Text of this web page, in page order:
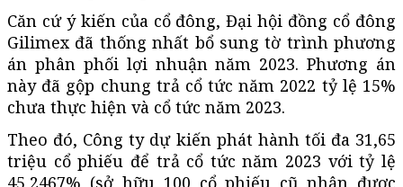
Căn cứ ý kiến của cổ đông, Đại hội đồng cổ đông
Gilimex đã thống nhất bổ sung tờ trình phương
án phân phối lợi nhuận năm 2023. Phương án
này đã gộp chung trả cổ tức năm 2022 tỷ lệ 15%
chưa thực hiện và cổ tức năm 2023.
Theo đó, Công ty dự kiến phát hành tối đa 31,65
triệu cổ phiếu để trả cổ tức năm 2023 với tỷ lệ
45,2467% (sở hữu 100 cổ phiếu cũ nhận được